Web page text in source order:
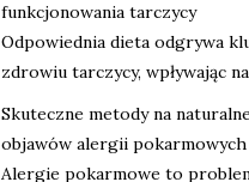
funkcjonowania tarczycy
Odpowiednia dieta odgrywa
zdrowiu tarczycy, wpływając
Skuteczne metody na
objawów alergii pokarmowych
Alergie pokarmowe to